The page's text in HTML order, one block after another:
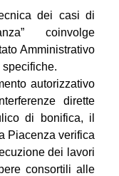
dei casi di
coinvolge
Amministrativo
autorizzativo
dirette
di bonifica, il
Piacenza verifica
dei lavori
consortili alle